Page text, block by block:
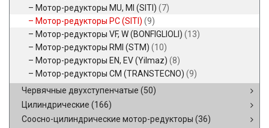
Мотор-редукторы MU, MI (SITI) (7)
Мотор-редукторы PC (SITI) (9)
Мотор-редукторы VF, W (BONFIGLIOLI) (13)
Мотор-редукторы RMI (STM) (10)
Мотор-редукторы EN, EV (Yilmaz) (8)
Мотор-редукторы CM (TRANSTECNO) (9)
Червячные двухступенчатые (50)
Цилиндрические (166)
Соосно-цилиндрические мотор-редукторы (36)